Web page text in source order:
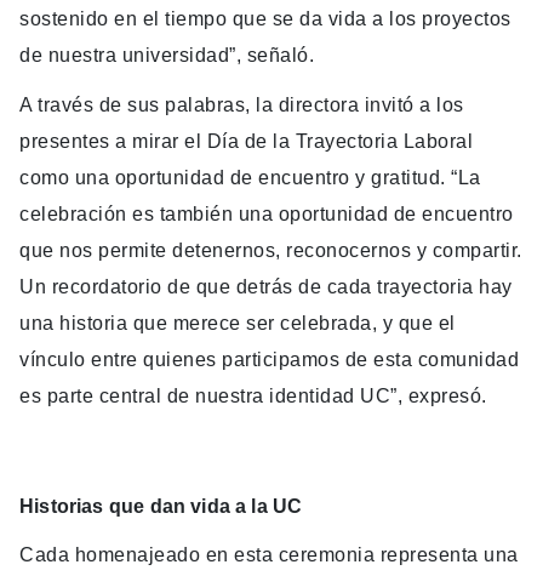
sostenido en el tiempo que se da vida a los proyectos
de nuestra universidad”, señaló.
A través de sus palabras, la directora invitó a los
presentes a mirar el Día de la Trayectoria Laboral
como una oportunidad de encuentro y gratitud. “La
celebración es también una oportunidad de encuentro
que nos permite detenernos, reconocernos y compartir.
Un recordatorio de que detrás de cada trayectoria hay
una historia que merece ser celebrada, y que el
vínculo entre quienes participamos de esta comunidad
es parte central de nuestra identidad UC”, expresó.
Historias que dan vida a la UC
Cada homenajeado en esta ceremonia representa una